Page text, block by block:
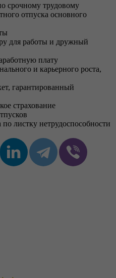
срочному трудовому
отпуска основного
для работы и дружный
плату
и карьерного роста,
гарантированный
страхование
листку нетрудоспособности